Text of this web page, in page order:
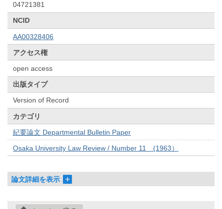
04721381
NCID
AA00328406
アクセス権
open access
出版タイプ
Version of Record
カテゴリ
紀要論文 Departmental Bulletin Paper
Osaka University Law Review / Number 11 (1963）
論文詳細を表示